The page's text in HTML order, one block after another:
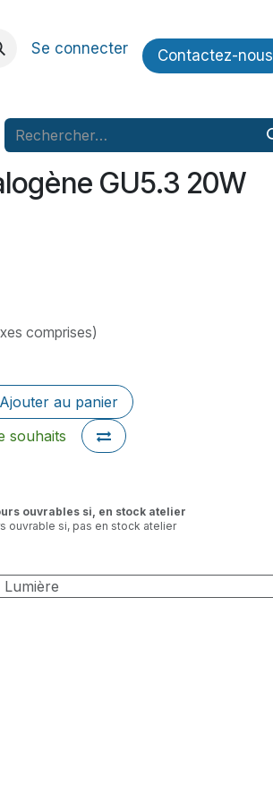
Se connecter Contactez​​-nous
GU5.3 20W
comprises)
Ajouter au panier
souhaits
ouvrables si, en stock atelier
ouvrable si, pas en stock atelier